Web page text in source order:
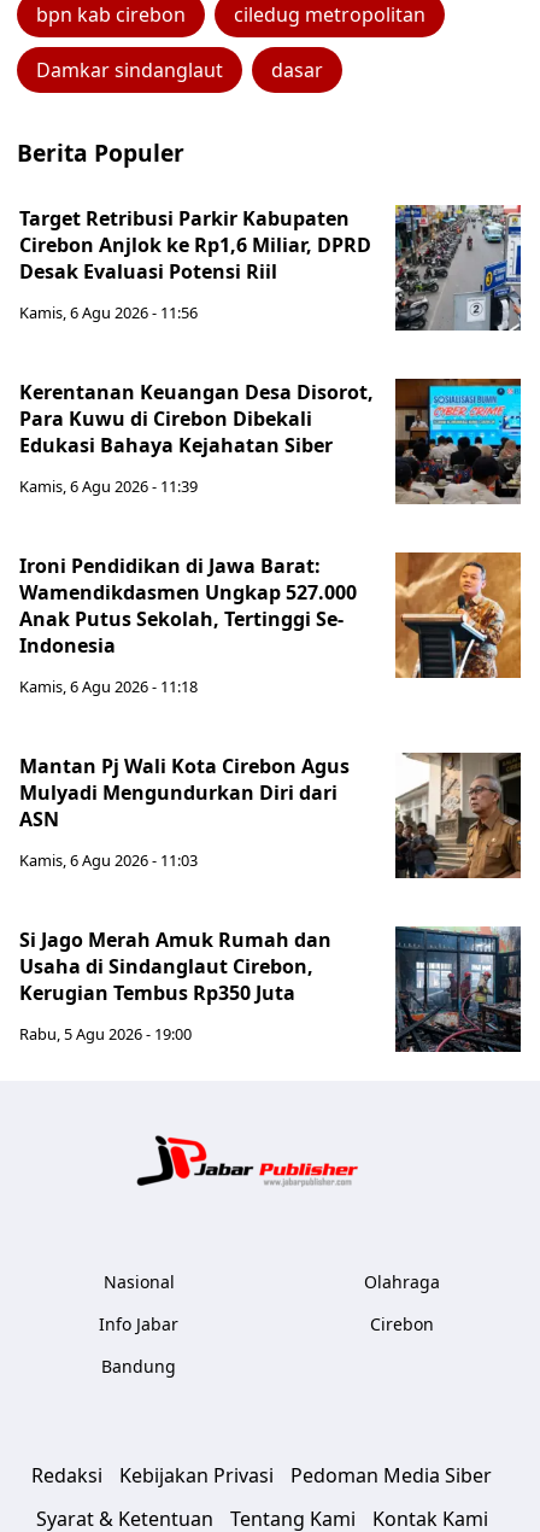
bpn kab cirebon ciledug metropolitan
Damkar sindanglaut dasar
Berita Populer
Target Retribusi Parkir Kabupaten
Cirebon Anjlok ke Rp1,6 Miliar, DPRD
Desak Evaluasi Potensi Riil
Kamis, 6 Agu 2026 - 11:56
Kerentanan Keuangan Desa Disorot,
Para Kuwu di Cirebon Dibekali
Edukasi Bahaya Kejahatan Siber
Kamis, 6 Agu 2026 - 11:39
Ironi Pendidikan di Jawa Barat:
Wamendikdasmen Ungkap 527.000
Anak Putus Sekolah, Tertinggi Se-
Indonesia
Kamis, 6 Agu 2026 - 11:18
Mantan Pj Wali Kota Cirebon Agus
Mulyadi Mengundurkan Diri dari
ASN
Kamis, 6 Agu 2026 - 11:03
Si Jago Merah Amuk Rumah dan
Usaha di Sindanglaut Cirebon,
Kerugian Tembus Rp350 Juta
Rabu, 5 Agu 2026 - 19:00
Nasional
Info Jabar
Bandung
Olahraga
Cirebon
Redaksi Kebijakan Privasi
Pedoman Media Siber
Syarat & Ketentuan
Tentang Kami Kontak Kami